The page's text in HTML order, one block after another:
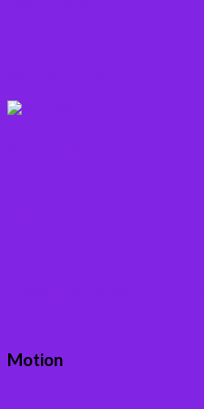
Motion